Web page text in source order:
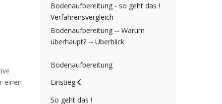
einen
Bodenaufbereitung - so geht das !
Verfahrensvergleich
Bodenaufbereitung -- Warum
überhaupt? -- Überblick
Bodenaufbereitung
Einstieg
So geht das !